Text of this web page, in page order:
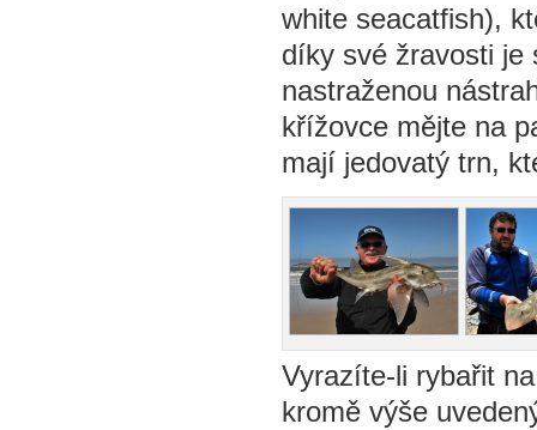
white seacatfish),
díky své žravosti je
nastraženou
křížovce mějte na
mají jedovatý trn,
Vyrazíte-li rybařit
kromě výše